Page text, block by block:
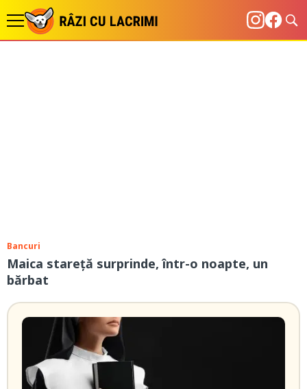
Bancuri
Maica stareță surprinde, într-o noapte, un
bărbat